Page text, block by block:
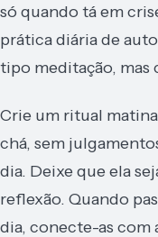
só quando tá em
prática diária de
tipo meditação, mas
Crie um ritual
chá, sem
dia. Deixe que ela
reflexão. Quando
dia, conecte-as com